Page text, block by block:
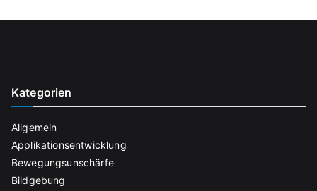
Kategorien
Allgemein
Applikationsentwicklung
Bewegungsunschärfe
Bildgebung